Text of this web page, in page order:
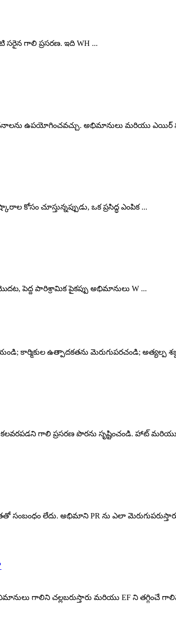
గాలి ప్రసరణ. ఇది WH ...
ఉపయోగించవచ్చు. అభిమానులు మరియు ఎయిర్
చూస్తున్నప్పుడు, ఒక ప్రసిద్ధ ఎంపిక ...
పెద్ద పారిశ్రామిక పైకప్పు అభిమానులు W ...
కార్మికుల ఉత్పాదకతను మెరుగుపరచండి; అత్యల్ప
గాలి ప్రసరణ పొరను సృష్టించండి. హాట్ మరియు
సంబంధం లేదు. అభిమాని PR ను ఎలా
గాలిని చల్లబరుస్తారు మరియు EF ని తగ్గించే గాలిని